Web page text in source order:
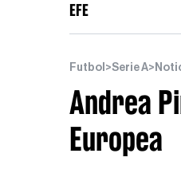
EFE
Futbol >Serie A>
Andrea
Europea